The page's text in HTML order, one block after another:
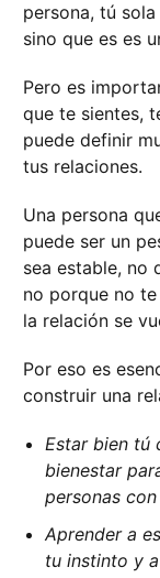
persona, tú
sino que es es
Pero es
que te sientes,
puede definir
tus relaciones.
Una persona
puede ser un
sea estable, no
no porque no
la relación se
Por eso es
construir una
Estar bien tú
bienestar
personas
Aprender a
tu instinto y